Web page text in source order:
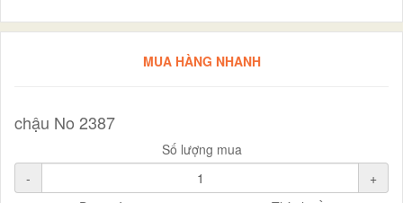
MUA HÀNG NHANH
chậu No 2387
Số lượng mua
-
+